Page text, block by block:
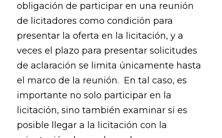
obligación de participar en una reunión
de licitadores como condición para
presentar la oferta en la licitación, y a
veces el plazo para presentar solicitudes
de aclaración se limita únicamente hasta
el marco de la reunión. En tal caso, es
importante no solo participar en la
licitación, sino también examinar si es
posible llegar a la licitación con la